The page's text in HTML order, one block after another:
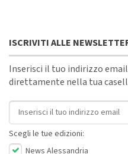
ISCRIVITI ALLE
Inserisci il tuo indirizzo
direttamente nella tua
Indirizzo email
Scegli le tue edizioni:
News Alessandria